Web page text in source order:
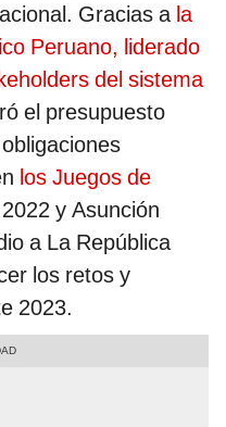
Gracias a la
Peruano, liderado
del sistema
el presupuesto
los Juegos de
y Asunción
a La República
los retos y
2023.